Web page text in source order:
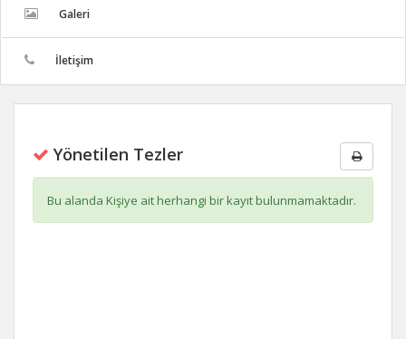
Galeri
İletişim
Yönetilen Tezler
Bu alanda Kişiye ait herhangi bir kayıt bulunmamaktadır.